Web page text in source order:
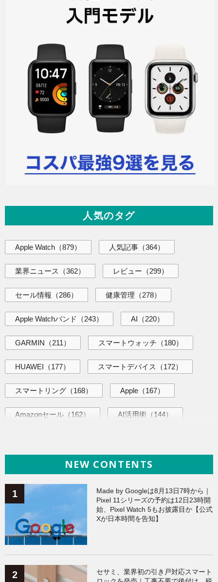
人気のタグ
Apple Watch （879） 人気記事 （364）
業界ニュース （362） レビュー （299）
セール情報 （286） 健康管理 （278）
Apple Watchバンド （243） AI （220）
GARMIN （211） スマートウォッチ （180）
HUAWEI （177） スマートデバイス （172）
スマートリング （168） Apple （167）
Amazonセール （162） AI活用術 （144）
ガジェット（134）
Galaxy（133） （131）
AppleWatchアクセサリー（123） Fitbit（121）
Xiaomi（118）
NEW CONTENTS
Made by Googleは8月13日7時から｜
Pixel 11シリーズの予約は12日23時開
始、Pixel Watch 5もお披露目か【公式
Xが日本時間を告知】
セサミ、業界初の引き戸対応スマート